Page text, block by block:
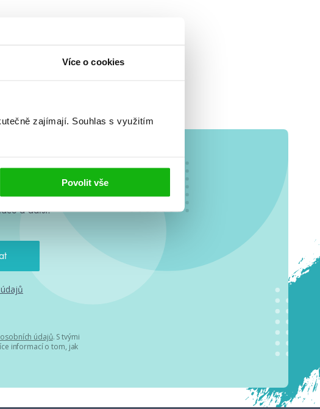
Více o cookies
zajímají. Souhlas s využitím
Povolit vše
knihy, co se
a další.
údajů. S tvými
informací o tom, jak